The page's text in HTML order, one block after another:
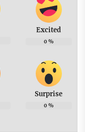
Excited
0 %
Surprise
0 %